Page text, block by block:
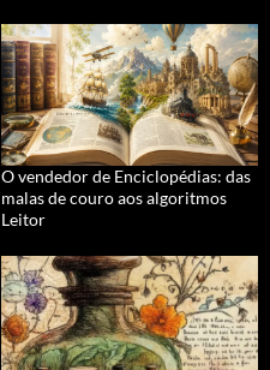
O vendedor de Enciclopédias: das
malas de couro aos algoritmos
Leitor